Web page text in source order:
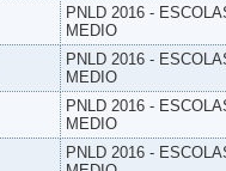
PNLD 2016 -
MEDIO
PNLD 2016 -
MEDIO
PNLD 2016 -
MEDIO
PNLD 2016 -